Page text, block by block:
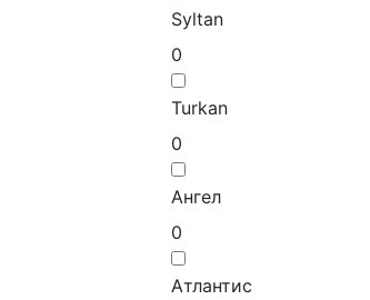
Syltan
0
Turkan
0
Ангел
0
Атлантис